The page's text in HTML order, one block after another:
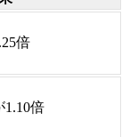
倍
1.10倍